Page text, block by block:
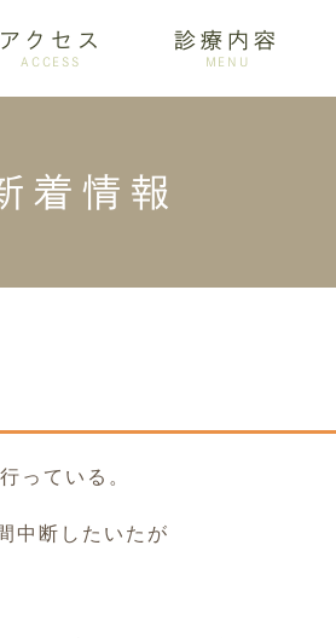
アクセス
ACCESS
診療内容
MENU
着情報
っている。
中断したいたが